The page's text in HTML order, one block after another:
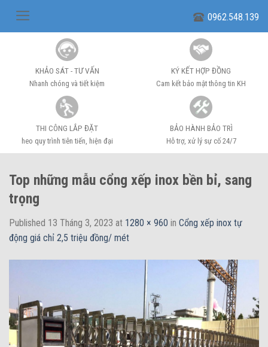
0962.548.139
KHẢO SÁT - TƯ VẤN
Nhanh chóng và tiết kiệm
KÝ KẾT HỢP ĐỒNG
Cam kết bảo mật thông tin KH
THI CÔNG LẮP ĐẶT
heo quy trình tiên tiến, hiện đại
BẢO HÀNH BẢO TRÌ
Hỗ trợ, xử lý sự cố 24/7
Top những mẫu cổng xếp inox bền bỉ, sang
trọng
Published 13 Tháng 3, 2023 at 1280 × 960 in Cổng xếp inox tự
động giá chỉ 2,5 triệu đồng/ mét